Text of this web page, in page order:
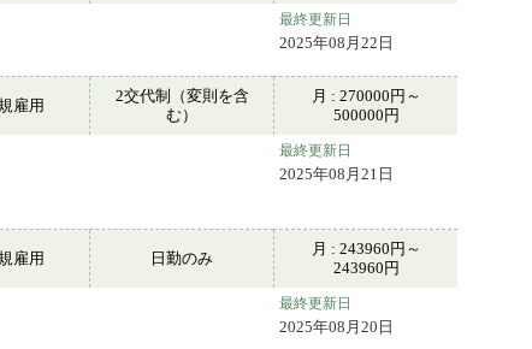
最終更新日
2025年08月22日
雇用
2交代制（変則を含
む）
月 : 270000円～
500000円
最終更新日
2025年08月21日
雇用 日勤のみ
月 : 243960円～
243960円
最終更新日
2025年08月20日